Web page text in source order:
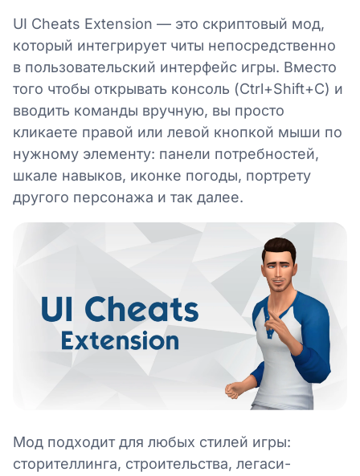
UI Cheats Extension — это скриптовый мод,
который интегрирует читы непосредственно
в пользовательский интерфейс игры. Вместо
того чтобы открывать консоль (Ctrl+Shift+C) и
вводить команды вручную, вы просто
кликаете правой или левой кнопкой мыши по
нужному элементу: панели потребностей,
шкале навыков, иконке погоды, портрету
другого персонажа и так далее.
Мод подходит для любых стилей игры:
сторителлинга, строительства, легаси-